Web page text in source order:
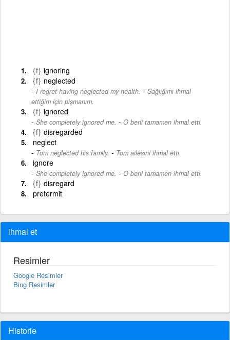
{f} ignoring
{f} neglected
I regret having neglected my health. - Sağlığımı ihmal
ettiğim için pişmanım.
{f} ignored
She completely ignored me. - O beni tamamen ihmal etti.
{f} disregarded
neglect
Tom neglected his family. - Tom ailesini ihmal etti.
ignore
She completely ignored me. - O beni tamamen ihmal etti.
{f} disregard
pretermit
ihmal et
Resimler
Google Resimler
Bing Resimler
Historie